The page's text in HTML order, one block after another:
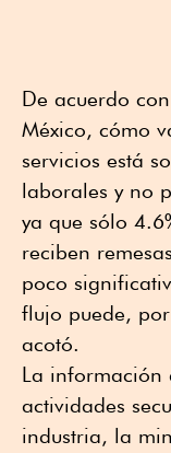
De acuerdo
México, cómo
servicios está
laborales y no
ya que sólo
reciben
poco
flujo puede,
acotó.
La información
actividades
industria, la